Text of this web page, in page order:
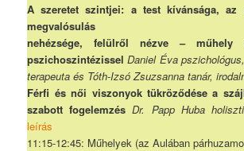
A szeretet szintjei: a test kívánsága, az
megvalósulás
nehézsége, felülről nézve – műhely
pszichoszintézissel Daniel Éva
terapeuta és Tóth-Izsó Zsuzsanna tanár,
Férfi és női viszonyok tükröződése a
szabott fogelemzés Dr. Papp Huba
leírás
11:15-12:45: Műhelyek (az Aulában